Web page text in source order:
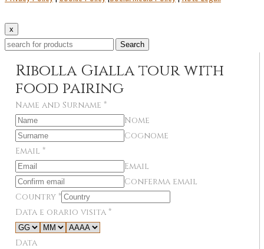
x
Search
Ribolla Gialla tour with
food pairing
Name and Surname *
Nome
Cognome
Email *
Email
Conferma email
Country *
Data e orario visita *
Data